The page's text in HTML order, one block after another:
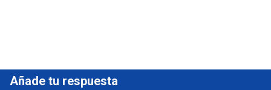
Añade tu respuesta